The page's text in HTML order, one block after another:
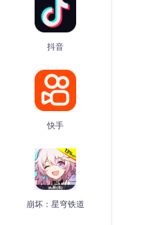
抖音
快手
崩坏：星穹铁道